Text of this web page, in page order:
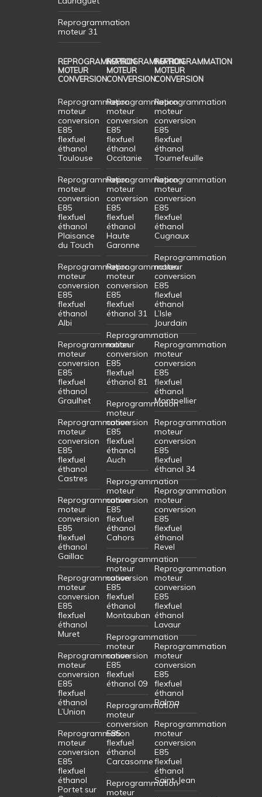
Reprogrammation
moteur 31
REPROGRAMMATION
MOTEUR
CONVERSION
Reprogrammation
moteur
conversion
E85
flexfuel
éthanol
Toulouse
Reprogrammation
moteur
conversion
E85
flexfuel
éthanol
Plaisance
du Touch
Reprogrammation
moteur
conversion
E85
flexfuel
éthanol
Albi
Reprogrammation
moteur
conversion
E85
flexfuel
éthanol
Graulhet
Reprogrammation
moteur
conversion
E85
flexfuel
éthanol
Castres
Reprogrammation
moteur
conversion
E85
flexfuel
éthanol
Gaillac
Reprogrammation
moteur
conversion
E85
flexfuel
éthanol
Muret
Reprogrammation
moteur
conversion
E85
flexfuel
éthanol
L’Union
Reprogrammation
moteur
conversion
E85
flexfuel
éthanol
Portet sur
REPROGRAMMATION
MOTEUR
CONVERSION
Reprogrammation
moteur
conversion
E85
flexfuel
éthanol
Occitanie
Reprogrammation
moteur
conversion
E85
flexfuel
éthanol
Haute
Garonne
Reprogrammation
moteur
conversion
E85
flexfuel
éthanol 31
Reprogrammation
moteur
conversion
E85
flexfuel
éthanol 81
Reprogrammation
moteur
conversion
E85
flexfuel
éthanol
Auch
Reprogrammation
moteur
conversion
E85
flexfuel
éthanol
Cahors
Reprogrammation
moteur
conversion
E85
flexfuel
éthanol
Montauban
Reprogrammation
moteur
conversion
E85
flexfuel
éthanol 09
Reprogrammation
moteur
conversion
E85
flexfuel
éthanol
Carcasonne
Reprogrammation
moteur
REPROGRAMMATION
MOTEUR
CONVERSION
Reprogrammation
moteur
conversion
E85
flexfuel
éthanol
Tournefeuille
Reprogrammation
moteur
conversion
E85
flexfuel
éthanol
Cugnaux
Reprogrammation
moteur
conversion
E85
flexfuel
éthanol
L’Isle
Jourdain
Reprogrammation
moteur
conversion
E85
flexfuel
éthanol
Montpellier
Reprogrammation
moteur
conversion
E85
flexfuel
éthanol 34
Reprogrammation
moteur
conversion
E85
flexfuel
éthanol
Revel
Reprogrammation
moteur
conversion
E85
flexfuel
éthanol
Lavaur
Reprogrammation
moteur
conversion
E85
flexfuel
éthanol
Balma
Reprogrammation
moteur
conversion
E85
flexfuel
éthanol
Saint-Jean